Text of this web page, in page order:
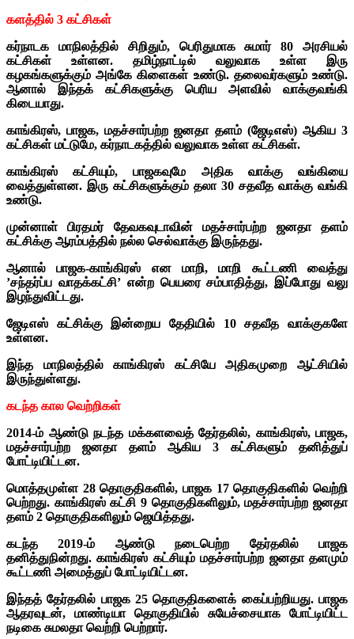
களத்தில் 3 கட்சிகள்
கர்நாடக மாநிலத்தில் சிறிதும், பெரிதுமாக சுமார் 80 அரசியல்
கட்சிகள் உள்ளன. தமிழ்நாட்டில் வலுவாக உள்ள இரு
கழகங்களுக்கும் அங்கே கிளைகள் உண்டு. தலைவர்களும் உண்டு.
ஆனால் இந்தக் கட்சிகளுக்கு பெரிய அளவில் வாக்குவங்கி
கிடையாது.
காங்கிரஸ், பாஜக, மதச்சார்பற்ற ஜனதா தளம் (ஜேடிஎஸ்) ஆகிய 3
கட்சிகள் மட்டுமே, கர்நாடகத்தில் வலுவாக உள்ள கட்சிகள்.
காங்கிரஸ் கட்சியும், பாஜகவுமே அதிக வாக்கு வங்கியை
வைத்துள்ளன. இரு கட்சிகளுக்கும் தலா 30 சதவீத வாக்கு வங்கி
உண்டு.
முன்னாள் பிரதமர் தேவகவுடாவின் மதச்சார்பற்ற ஜனதா தளம்
கட்சிக்கு ஆரம்பத்தில் நல்ல செல்வாக்கு இருந்தது.
ஆனால் பாஜக-காங்கிரஸ் என மாறி, மாறி கூட்டணி வைத்து
’சந்தர்ப்ப வாதக்கட்சி’ என்ற பெயரை சம்பாதித்து, இப்போது வலு
இழந்துவிட்டது.
ஜேடிஎஸ் கட்சிக்கு இன்றைய தேதியில் 10 சதவீத வாக்குகளே
உள்ளன.
இந்த மாநிலத்தில் காங்கிரஸ் கட்சியே அதிகமுறை ஆட்சியில்
இருந்துள்ளது.
கடந்த கால வெற்றிகள்
2014-ம் ஆண்டு நடந்த மக்களவைத் தேர்தலில், காங்கிரஸ், பாஜக,
மதச்சார்பற்ற ஜனதா தளம் ஆகிய 3 கட்சிகளும் தனித்துப்
போட்டியிட்டன.
மொத்தமுள்ள 28 தொகுதிகளில், பாஜக 17 தொகுதிகளில் வெற்றி
பெற்றது. காங்கிரஸ் கட்சி 9 தொகுதிகளிலும், மதச்சார்பற்ற ஜனதா
தளம் 2 தொகுதிகளிலும் ஜெயித்தது.
கடந்த 2019-ம் ஆண்டு நடைபெற்ற தேர்தலில் பாஜக
தனித்துநின்றது.காங்கிரஸ் கட்சியும் மதச்சார்பற்ற ஜனதா தளமும்
கூட்டணி அமைத்துப் போட்டியிட்டன.
இந்தத் தேர்தலில் பாஜக 25 தொகுதிகளைக் கைப்பற்றியது. பாஜக
ஆதரவுடன், மாண்டியா தொகுதியில் சுயேச்சையாக போட்டியிட்ட
நடிகை சுமலதா வெற்றி பெற்றார்.